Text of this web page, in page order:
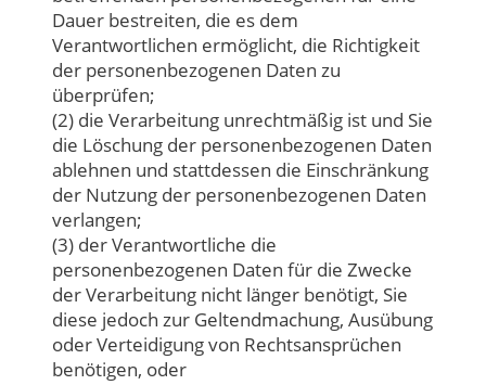
Dauer bestreiten, die es dem
Verantwortlichen ermöglicht, die Richtigkeit
der personenbezogenen Daten zu
überprüfen;
(2) die Verarbeitung unrechtmäßig ist und Sie
die Löschung der personenbezogenen Daten
ablehnen und stattdessen die Einschränkung
der Nutzung der personenbezogenen Daten
verlangen;
(3) der Verantwortliche die
personenbezogenen Daten für die Zwecke
der Verarbeitung nicht länger benötigt, Sie
diese jedoch zur Geltendmachung, Ausübung
oder Verteidigung von Rechtsansprüchen
benötigen, oder